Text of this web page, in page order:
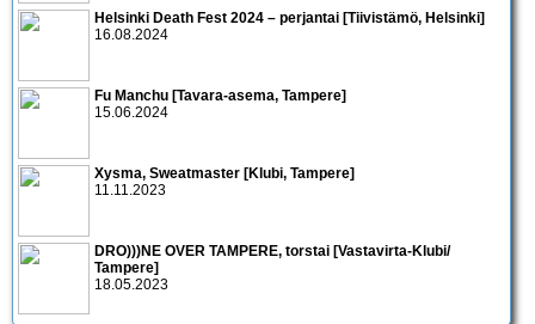
Helsinki Death Fest 2024 – perjantai [Tiivistämö, Helsinki]
16.08.2024
Fu Manchu [Tavara-asema, Tampere]
15.06.2024
Xysma, Sweatmaster [Klubi, Tampere]
11.11.2023
DRO)))NE OVER TAMPERE, torstai [Vastavirta-Klubi/
Tampere]
18.05.2023